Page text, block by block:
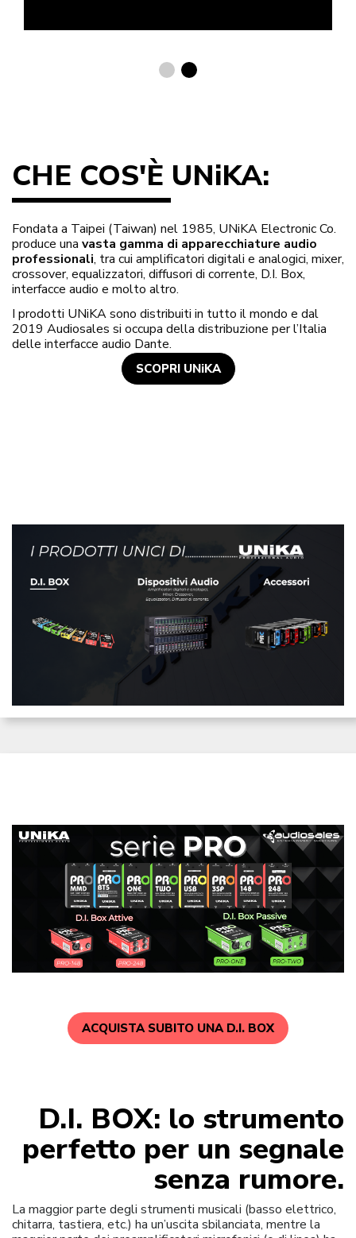
CHE COS'È UNiKA:
Fondata a Taipei (Taiwan) nel 1985, UNiKA Electronic Co.
produce una vasta gamma di apparecchiature audio
professionali, tra cui amplificatori digitali e analogici, mixer,
crossover, equalizzatori, diffusori di corrente, D.I. Box,
interfacce audio e molto altro.
I prodotti UNiKA sono distribuiti in tutto il mondo e dal
2019 Audiosales si occupa della distribuzione per l’Italia
delle interfacce audio Dante.
SCOPRI UNiKA
ACQUISTA SUBITO UNA D.I. BOX
D.I. BOX: lo strumento
perfetto per un segnale
senza rumore.
La maggior parte degli strumenti musicali (basso elettrico,
chitarra, tastiera, etc.) ha un’uscita sbilanciata, mentre la